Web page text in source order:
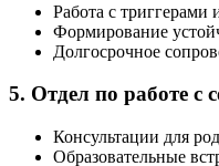
Работа с триггерами
Формирование
Долгосрочное
5. Отдел по работе с
Консультации для
Образовательные